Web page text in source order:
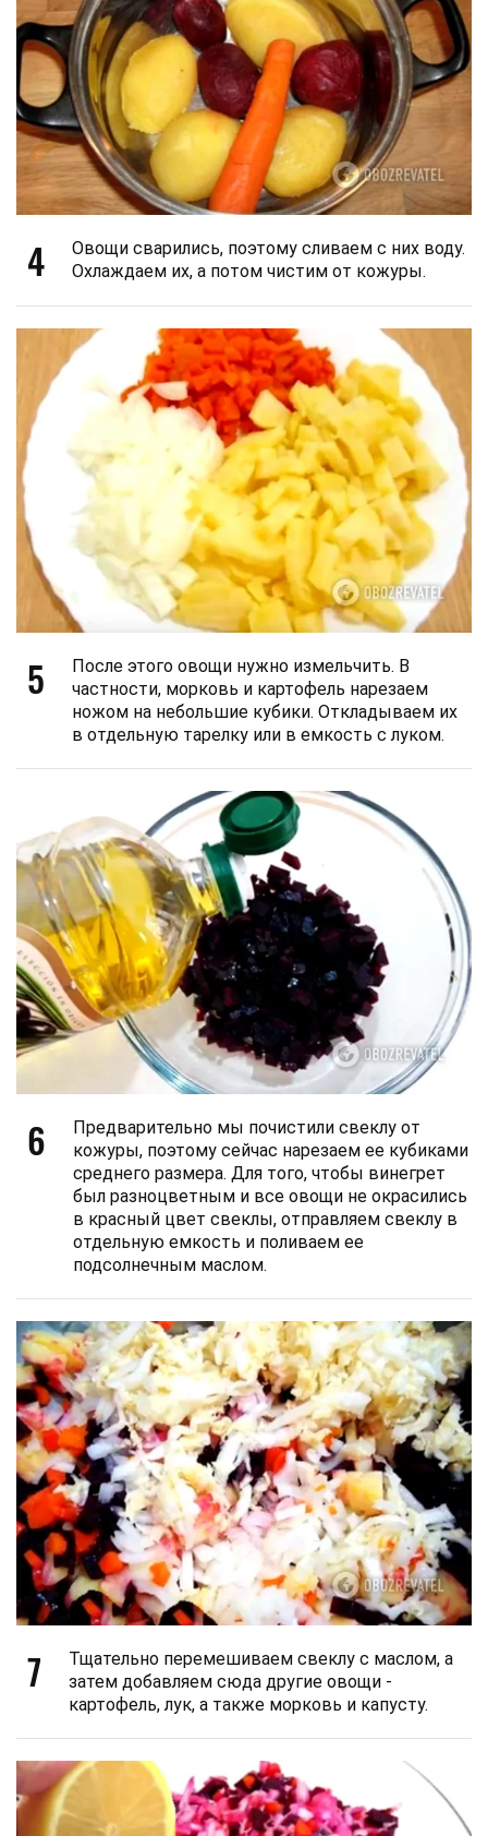
4
Овощи сварились, поэтому сливаем с них воду.
Охлаждаем их, а потом чистим от кожуры.
5
После этого овощи нужно измельчить. В
частности, морковь и картофель нарезаем
ножом на небольшие кубики. Откладываем их
в отдельную тарелку или в емкость с луком.
6
Предварительно мы почистили свеклу от
кожуры, поэтому сейчас нарезаем ее кубиками
среднего размера. Для того, чтобы винегрет
был разноцветным и все овощи не окрасились
в красный цвет свеклы, отправляем свеклу в
отдельную емкость и поливаем ее
подсолнечным маслом.
7
Тщательно перемешиваем свеклу с маслом, а
затем добавляем сюда другие овощи -
картофель, лук, а также морковь и капусту.